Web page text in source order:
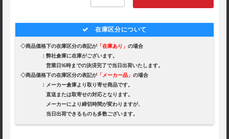
在庫区分について
◇商品価格下の在庫区分の表記が「在庫あり」 の場合
：弊社倉庫に在庫がございます。
営業日16時までの決済完了で当日出荷いたします。
◇商品価格下の在庫区分の表記が「メーカー品」 の場合
：メーカー倉庫より取り寄せ商品です。
直送または取寄せの対応となります。
メーカーにより締切時間が変わりますが、
当日出荷できるものも多数ございます。